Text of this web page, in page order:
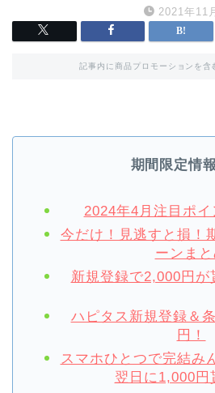
2021年11
記事内に商品プロモーションを含
期間限定情報
2024年4月注目ポイ
今だけ！見逃すと損！
ーンまと
新規登録で2,000円が
ハピタス新規登録＆
円！
スマホひとつで完結み
翌日に1,000円